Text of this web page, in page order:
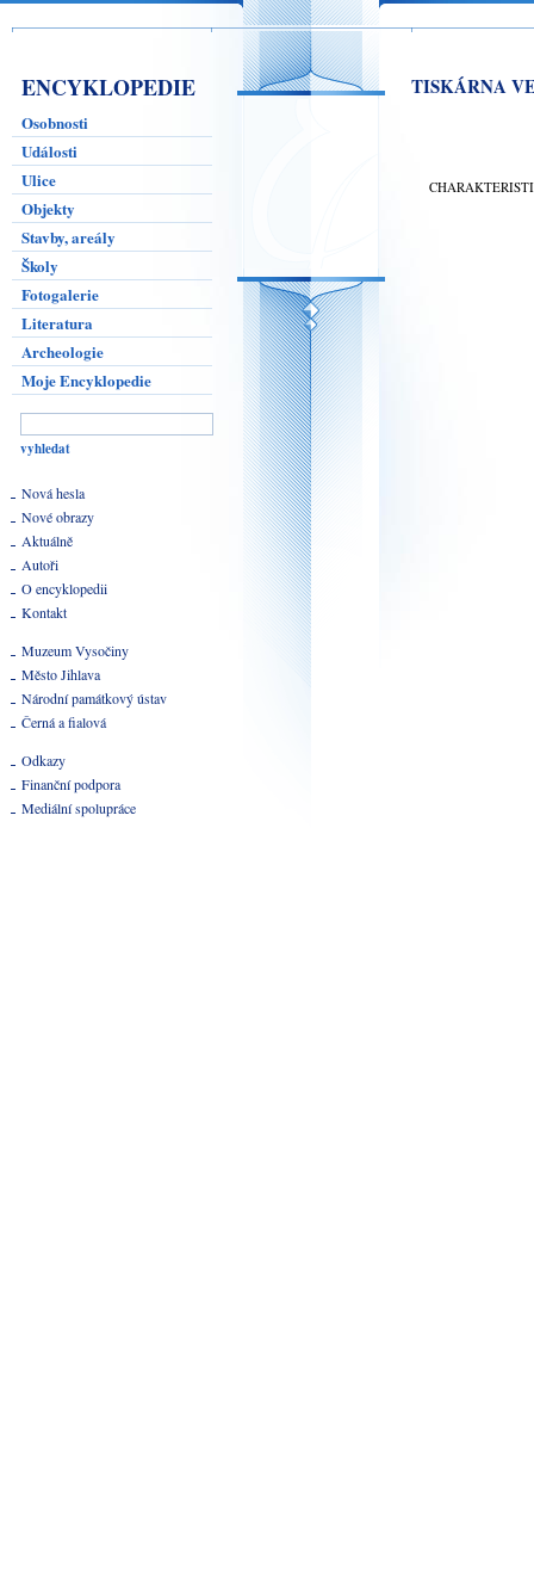
ENCYKLOPEDIE
Osobnosti
Události
Ulice
Objekty
Stavby, areály
Školy
Fotogalerie
Literatura
Archeologie
Moje Encyklopedie
Nová hesla
Nové obrazy
Aktuálně
Autoři
O encyklopedii
Kontakt
Muzeum Vysočiny
Město Jihlava
Národní památkový ústav
Černá a fialová
Odkazy
Finanční podpora
Mediální spolupráce
TISKÁRNA